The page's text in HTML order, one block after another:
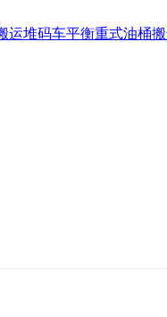
运堆码车平衡重式油桶